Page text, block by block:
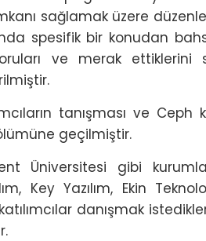
sağlamak üzere
spesifik bir konudan
ve merak ettiklerini
tanışması ve Ceph
geçilmiştir.
Üniversitesi gibi
Key Yazılım, Ekin
danışmak